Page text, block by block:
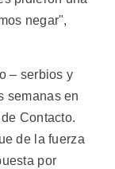
negar",
– serbios y
semanas en
Contacto.
de la fuerza
por